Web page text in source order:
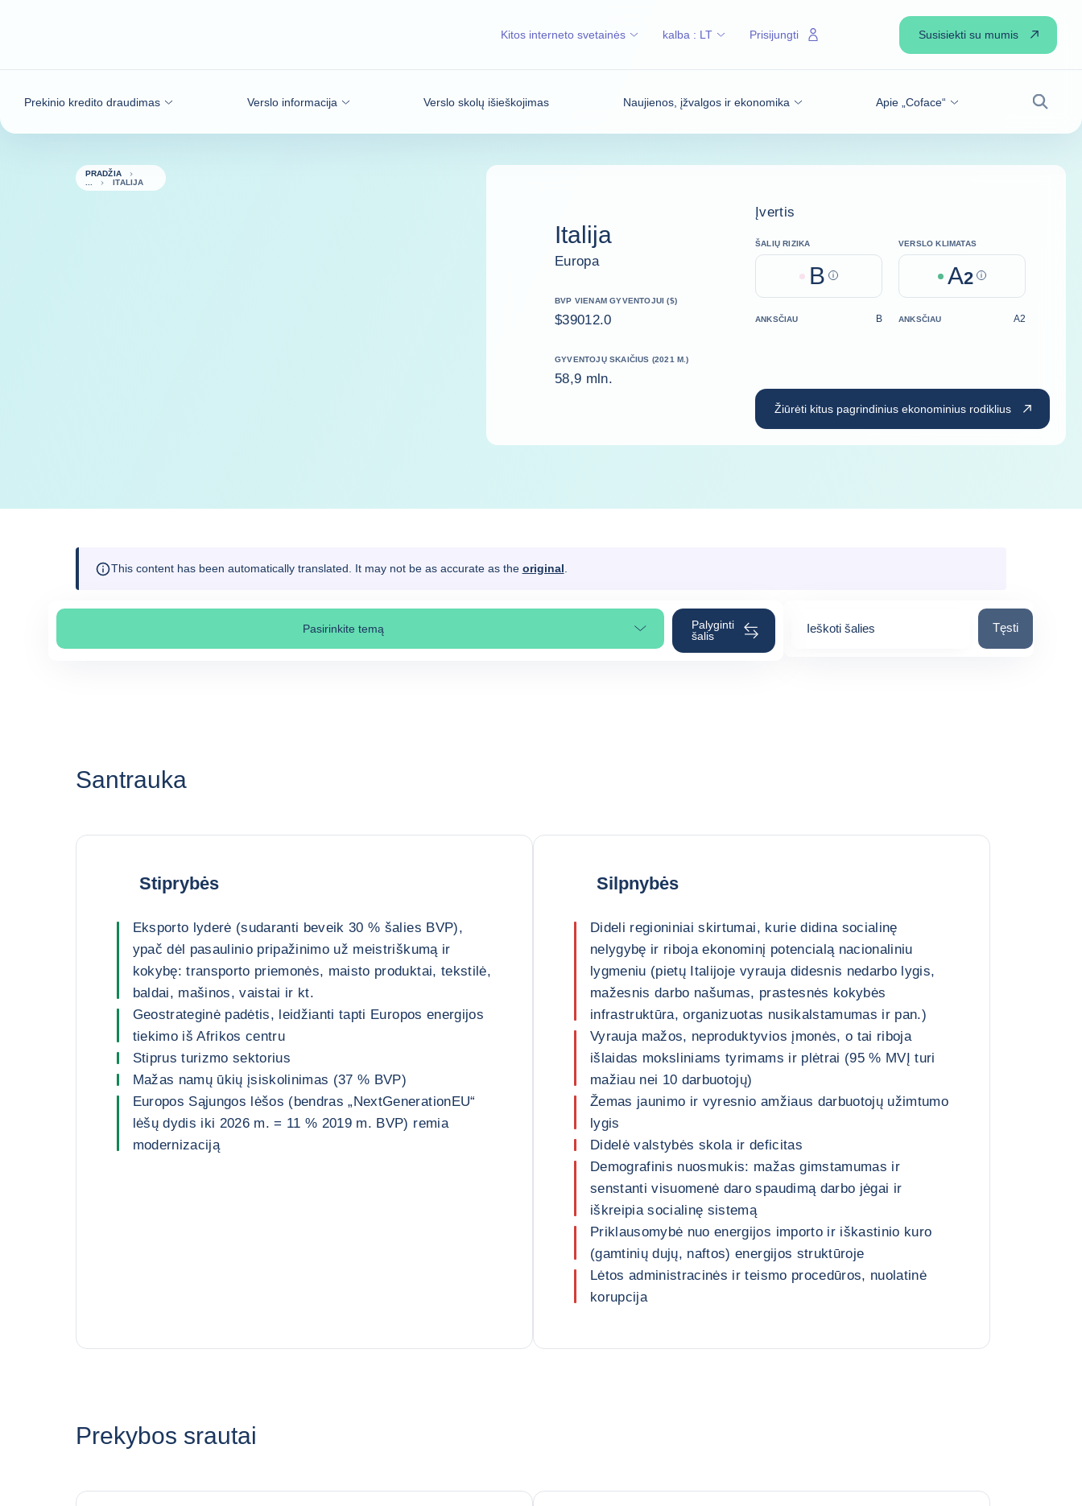
Prekinio kredito draudimas Verslo informacija Verslo skolų išieškojimas Naujienos, įžvalgos ir ekonomika Apie „Coface“
Paieška
Kitos interneto svetainės kalba : LT Prisijungti Susisiekti su mumis
PRADŽIA
ITALIJA
Italija
Europa
BVP VIENAM GYVENTOJUI ($)
$39012.0
GYVENTOJŲ SKAIČIUS (2021 M.)
58,9 mln.
Įvertis
ŠALIŲ RIZIKA
B Help
VERSLO KLIMATAS
A2 Help
ANKSČIAU B ANKSČIAU A2
Žiūrėti kitus pagrindinius ekonominius rodiklius
This content has been automatically translated. It may not be as accurate as the original
Pasirinkite temąPasirinkite puslapio skiltį
Palyginti
šalis
Ieškoti šalies Ieškoti šalies
Tęsti
Santrauka
Stiprybės
Eksporto lyderė (sudaranti beveik 30 % šalies BVP),
ypač dėl pasaulinio pripažinimo už meistriškumą ir
kokybę: transporto priemonės, maisto produktai, tekstilė,
baldai, mašinos, vaistai ir kt.
Geostrateginė padėtis, leidžianti tapti Europos energijos
tiekimo iš Afrikos centru
Stiprus turizmo sektorius
Mažas namų ūkių įsiskolinimas (37 % BVP)
Europos Sąjungos lėšos (bendras „NextGenerationEU“
lėšų dydis iki 2026 m. = 11 % 2019 m. BVP) remia
modernizaciją
Silpnybės
Dideli regioniniai skirtumai, kurie didina socialinę
nelygybę ir riboja ekonominį potencialą nacionaliniu
lygmeniu (pietų Italijoje vyrauja didesnis nedarbo lygis,
mažesnis darbo našumas, prastesnės kokybės
infrastruktūra, organizuotas nusikalstamumas ir pan.)
Vyrauja mažos, neproduktyvios įmonės, o tai riboja
išlaidas moksliniams tyrimams ir plėtrai (95 % MVĮ turi
mažiau nei 10 darbuotojų)
Žemas jaunimo ir vyresnio amžiaus darbuotojų užimtumo
lygis
Didelė valstybės skola ir deficitas
Demografinis nuosmukis: mažas gimstamumas ir
senstanti visuomenė daro spaudimą darbo jėgai ir
iškreipia socialinę sistemą
Priklausomybė nuo energijos importo ir iškastinio kuro
(gamtinių dujų, naftos) energijos struktūroje
Lėtos administracinės ir teismo procedūros, nuolatinė
korupcija
Prekybos srautai